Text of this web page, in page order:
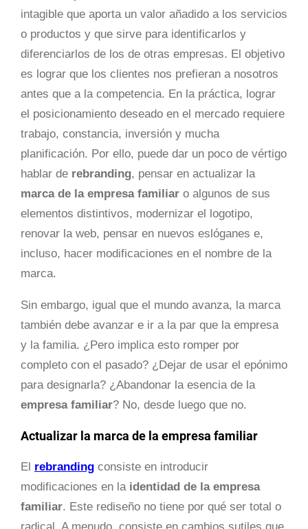
intagible que aporta un valor añadido a los servicios
o productos y que sirve para identificarlos y
diferenciarlos de los de otras empresas. El objetivo
es lograr que los clientes nos prefieran a nosotros
antes que a la competencia. En la práctica, lograr
el posicionamiento deseado en el mercado requiere
trabajo, constancia, inversión y mucha
planificación. Por ello, puede dar un poco de vértigo
hablar de rebranding, pensar en actualizar la
marca de la empresa familiar o algunos de sus
elementos distintivos, modernizar el logotipo,
renovar la web, pensar en nuevos eslóganes e,
incluso, hacer modificaciones en el nombre de la
marca.
Sin embargo, igual que el mundo avanza, la marca
también debe avanzar e ir a la par que la empresa
y la familia. ¿Pero implica esto romper por
completo con el pasado? ¿Dejar de usar el epónimo
para designarla? ¿Abandonar la esencia de la
empresa familiar? No, desde luego que no.
Actualizar la marca de la empresa familiar
El rebranding consiste en introducir
modificaciones en la identidad de la empresa
familiar. Este rediseño no tiene por qué ser total o